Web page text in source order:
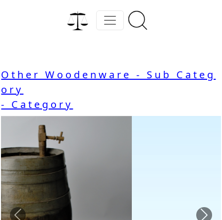
Other Woodenware - Sub Categ
ory
- Category